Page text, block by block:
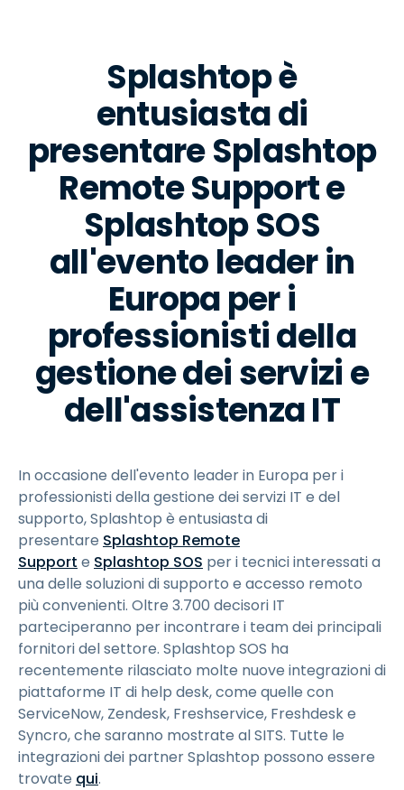
Splashtop è
entusiasta di
presentare Splashtop
Remote Support e
Splashtop SOS
all'evento leader in
Europa per i
professionisti della
gestione dei servizi e
dell'assistenza IT
In occasione dell'evento leader in Europa per i
professionisti della gestione dei servizi IT e del
supporto, Splashtop è entusiasta di
presentare Splashtop Remote
Support e Splashtop SOS per i tecnici interessati a
una delle soluzioni di supporto e accesso remoto
più convenienti. Oltre 3.700 decisori IT
parteciperanno per incontrare i team dei principali
fornitori del settore. Splashtop SOS ha
recentemente rilasciato molte nuove integrazioni di
piattaforme IT di help desk, come quelle con
ServiceNow, Zendesk, Freshservice, Freshdesk e
Syncro, che saranno mostrate al SITS. Tutte le
integrazioni dei partner Splashtop possono essere
trovate qui.